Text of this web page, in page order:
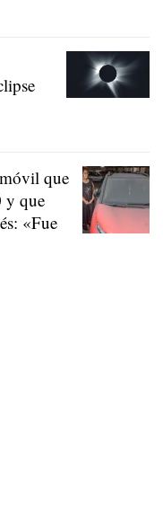
que
y que
«Fue